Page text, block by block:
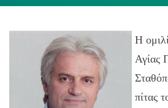
Η
Αγίας
πίτας